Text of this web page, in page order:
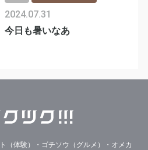
今日も暑いなあ
2024.07.31
（体験）・ゴチソウ（グルメ）・オメカ